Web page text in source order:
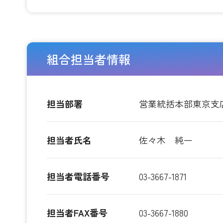
組合担当者情報
担当部署 営業統括本部東京支
担当者氏名 佐々木 純一
担当者電話番号 03-3667-1871
担当者FAX番号 03-3667-1880